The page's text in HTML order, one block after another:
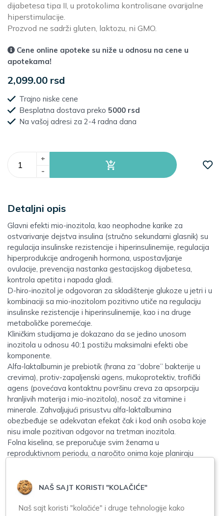
dijabetesa tipa II, u protokolima kontrolisane ovarijalne
hiperstimulacije.
Prozvod ne sadrži gluten, laktozu, ni GMO.
Cene online apoteke su niže u odnosu na cene u
apotekama!
2,099.00 rsd
Trajno niske cene
Besplatna dostava preko 5000 rsd
Na vašoj adresi za 2-4 radna dana
+
-
Detaljni opis
Glavni efekti mio-inozitola, kao neophodne karike za
ostvarivanje dejstva insulina (stručno sekundarni glasnik) su
regulacija insulinske rezistencije i hiperinsulinemije, regulacija
hiperprodukcije androgenih hormona, uspostavljanje
ovulacije, prevencija nastanka gestacijskog dijabetesa,
kontrola apetita i napada gladi.
D-hiro-inozitol je odgovoran za skladištenje glukoze u jetri i u
kombinaciji sa mio-inozitolom pozitivno utiče na regulaciju
insulinske rezistencije i hiperinsulinemije, kao i na druge
metaboličke poremećaje.
Kliničkim studijama je dokazano da se jedino unosom
inozitola u odnosu 40:1 postižu maksimalni efekti obe
komponente.
Alfa-laktalbumin je prebiotik (hrana za “dobre” bakterije u
crevima), protiv-zapaljenski agens, mukoprotektiv, trofički
agens (povećava kontaktnu površinu creva za apsorpciju
hranljivih materija i mio-inozitola), nosač za vitamine i
minerale. Zahvaljujući prisustvu alfa-laktalbumina
obezbeđuje se adekvatan efekat čak i kod onih osoba koje
nisu imale pozitivan odgovor na tretman inozitola.
Folna kiselina, se preporučuje svim ženama u
reproduktivnom periodu, a naročito onima koje planiraju
Način upotrebe:
NAŠ SAJT KORISTI "KOLAČIĆE"
Naš sajt koristi "kolačiće" i druge tehnologije kako